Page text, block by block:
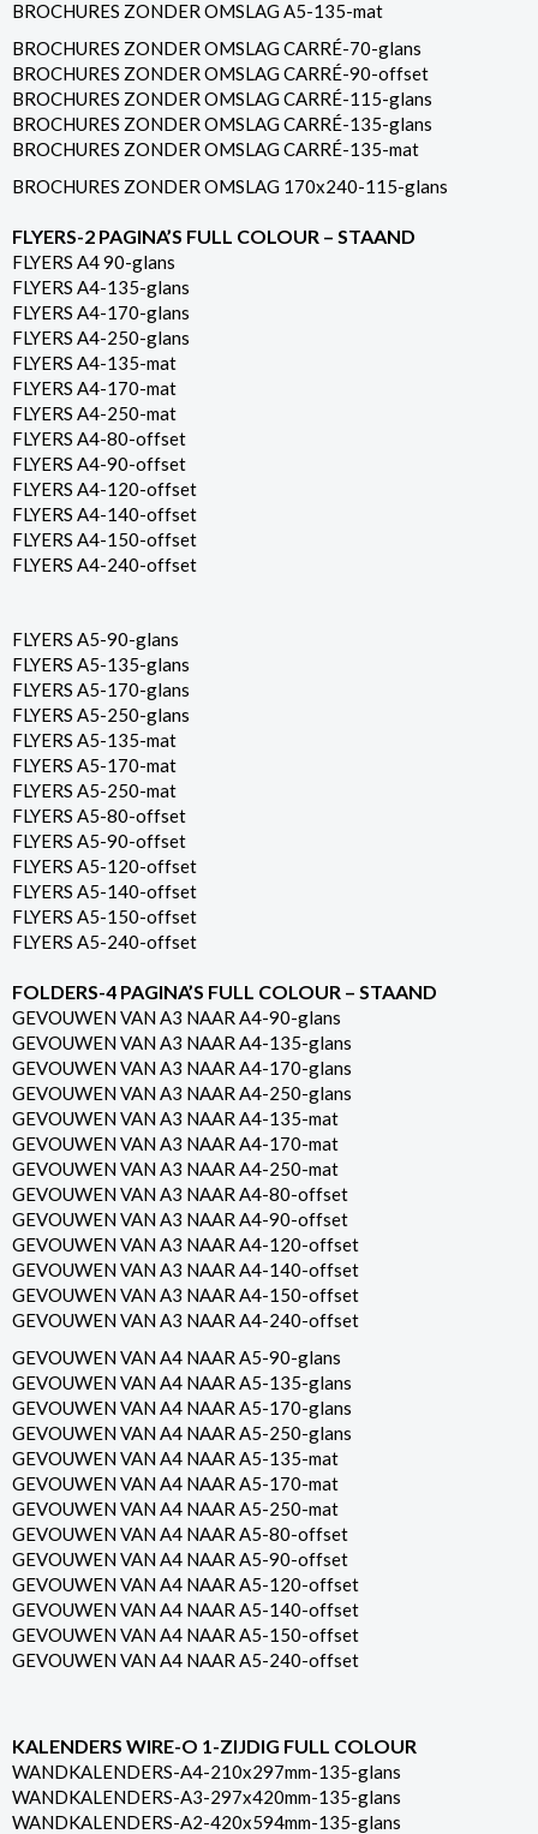
BROCHURES ZONDER OMSLAG A5-135-mat
BROCHURES ZONDER OMSLAG CARRÉ-70-glans
BROCHURES ZONDER OMSLAG CARRÉ-90-offset
BROCHURES ZONDER OMSLAG CARRÉ-115-glans
BROCHURES ZONDER OMSLAG CARRÉ-135-glans
BROCHURES ZONDER OMSLAG CARRÉ-135-mat
BROCHURES ZONDER OMSLAG 170x240-115-glans
FLYERS-2 PAGINA’S FULL COLOUR – STAAND
FLYERS A4 90-glans
FLYERS A4-135-glans
FLYERS A4-170-glans
FLYERS A4-250-glans
FLYERS A4-135-mat
FLYERS A4-170-mat
FLYERS A4-250-mat
FLYERS A4-80-offset
FLYERS A4-90-offset
FLYERS A4-120-offset
FLYERS A4-140-offset
FLYERS A4-150-offset
FLYERS A4-240-offset
FLYERS A5-90-glans
FLYERS A5-135-glans
FLYERS A5-170-glans
FLYERS A5-250-glans
FLYERS A5-135-mat
FLYERS A5-170-mat
FLYERS A5-250-mat
FLYERS A5-80-offset
FLYERS A5-90-offset
FLYERS A5-120-offset
FLYERS A5-140-offset
FLYERS A5-150-offset
FLYERS A5-240-offset
FOLDERS-4 PAGINA’S FULL COLOUR – STAAND
GEVOUWEN VAN A3 NAAR A4-90-glans
GEVOUWEN VAN A3 NAAR A4-135-glans
GEVOUWEN VAN A3 NAAR A4-170-glans
GEVOUWEN VAN A3 NAAR A4-250-glans
GEVOUWEN VAN A3 NAAR A4-135-mat
GEVOUWEN VAN A3 NAAR A4-170-mat
GEVOUWEN VAN A3 NAAR A4-250-mat
GEVOUWEN VAN A3 NAAR A4-80-offset
GEVOUWEN VAN A3 NAAR A4-90-offset
GEVOUWEN VAN A3 NAAR A4-120-offset
GEVOUWEN VAN A3 NAAR A4-140-offset
GEVOUWEN VAN A3 NAAR A4-150-offset
GEVOUWEN VAN A3 NAAR A4-240-offset
GEVOUWEN VAN A4 NAAR A5-90-glans
GEVOUWEN VAN A4 NAAR A5-135-glans
GEVOUWEN VAN A4 NAAR A5-170-glans
GEVOUWEN VAN A4 NAAR A5-250-glans
GEVOUWEN VAN A4 NAAR A5-135-mat
GEVOUWEN VAN A4 NAAR A5-170-mat
GEVOUWEN VAN A4 NAAR A5-250-mat
GEVOUWEN VAN A4 NAAR A5-80-offset
GEVOUWEN VAN A4 NAAR A5-90-offset
GEVOUWEN VAN A4 NAAR A5-120-offset
GEVOUWEN VAN A4 NAAR A5-140-offset
GEVOUWEN VAN A4 NAAR A5-150-offset
GEVOUWEN VAN A4 NAAR A5-240-offset
KALENDERS WIRE-O 1-ZIJDIG FULL COLOUR
WANDKALENDERS-A4-210x297mm-135-glans
WANDKALENDERS-A3-297x420mm-135-glans
WANDKALENDERS-A2-420x594mm-135-glans